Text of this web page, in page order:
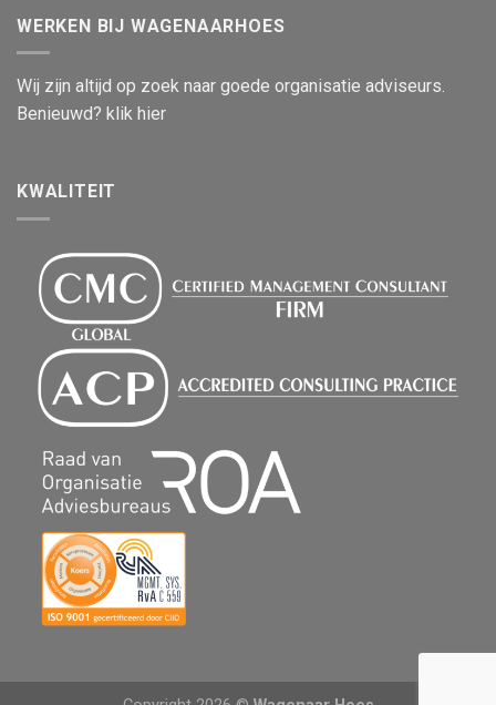
WERKEN BIJ WAGENAARHOES
Wij zijn altijd op zoek naar goede organisatie adviseurs.
Benieuwd? klik hier
KWALITEIT